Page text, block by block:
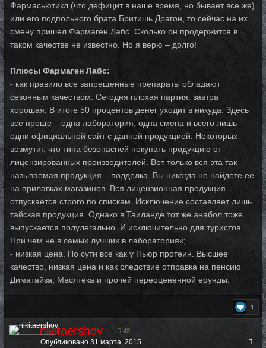
Фармасьютикл (что дефицит в наше время, но бывает все же)
или его подпольного брата Бритишь Драгон, то сейчас на их
смену пришел Фармаген Лабс. Сколько он продержится в
таком качестве не известно. Но я верю – долго!
Плюсы Фармаген Лабс:
- как правило все запрещенные препараты обладают
сезонным качеством. Сегодня плохая партия, завтра
хорошая. В итоге 50 процентов денег уходит в никуда. Здесь
все проще – одна лаборатория, одна смена и всего лишь
одни официальной сайт с данной продукцией. Некоторых
возмутит, что типа безопасней покупать продукцию от
лицензированных производителей. Вот только вся эта так
называемая продукция – подделка. Вы никогда не найдете ее
на прилавках магазинов. Вся лицензионная продукция
отпускается строго по спискам. Исключение составляет лишь
тайская продукция. Однако в Таиланде тот же анабол тоже
выпускается полулегально. И исключительно для туристов.
При чем не в самых лучших в лабораториях;
- низкая цена. По сути все как у Пьюр протеин. Высшее
качество, низкая цена и как следствие отправка на пенсию
Диматайза, Маслтека и прочей переоцененной ерунды.
1
nikitaershov 42
Опубликовано 31 марта, 2015